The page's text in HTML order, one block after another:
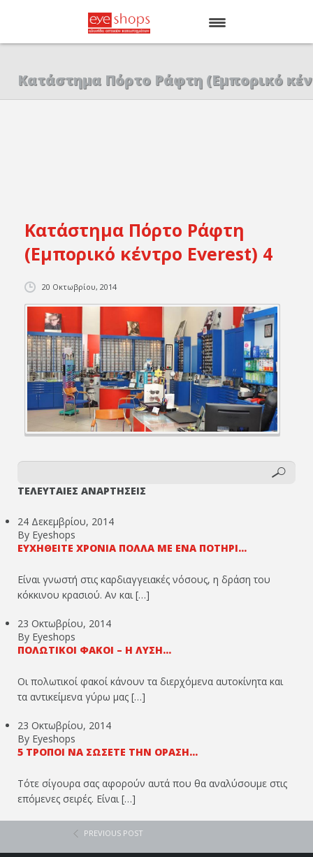
Κατάστημα Πόρτο Ράφτη (Εμπορικό
Κατάστημα Πόρτο Ράφτη
(Εμπορικό κέντρο Everest) 4
20 Οκτωβρίου, 2014
ΤΕΛΕΥΤΑΙΕΣ ΑΝΑΡΤΗΣΕΙΣ
24 Δεκεμβρίου, 2014
By Eyeshops
ΕΥΧΗΘΕΊΤΕ ΧΡΌΝΙΑ ΠΟΛΛΆ ΜΕ ΈΝΑ ΠΟΤΉΡΙ...
Είναι γνωστή στις καρδιαγγειακές νόσους, η δράση του
κόκκινου κρασιού. Αν και […]
23 Οκτωβρίου, 2014
By Eyeshops
ΠΟΛΩΤΙΚΟΊ ΦΑΚΟΊ – Η ΛΎΣΗ...
Οι πολωτικοί φακοί κάνουν τα διερχόμενα αυτοκίνητα και
τα αντικείμενα γύρω μας […]
23 Οκτωβρίου, 2014
By Eyeshops
5 ΤΡΌΠΟΙ ΝΑ ΣΏΣΕΤΕ ΤΗΝ ΌΡΑΣΉ...
Τότε σίγουρα σας αφορούν αυτά που θα αναλύσουμε στις
επόμενες σειρές. Είναι […]
PREVIOUS POST